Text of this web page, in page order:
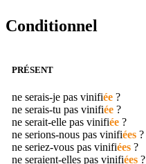
Conditionnel
PRÉSENT
ne serais-je pas vinifiée ?
ne serais-tu pas vinifiée ?
ne serait-elle pas vinifiée ?
ne serions-nous pas vinifiées ?
ne seriez-vous pas vinifiées ?
ne seraient-elles pas vinifiées ?